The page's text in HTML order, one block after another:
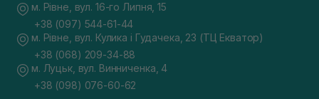
м. Рівне, вул. 16-го Липня, 15
+38 (097) 544-61-44
м. Рівне, вул. Кулика і Гудачека, 23 (ТЦ Екватор)
+38 (068) 209-34-88
м. Луцьк, вул. Винниченка, 4
+38 (098) 076-60-62